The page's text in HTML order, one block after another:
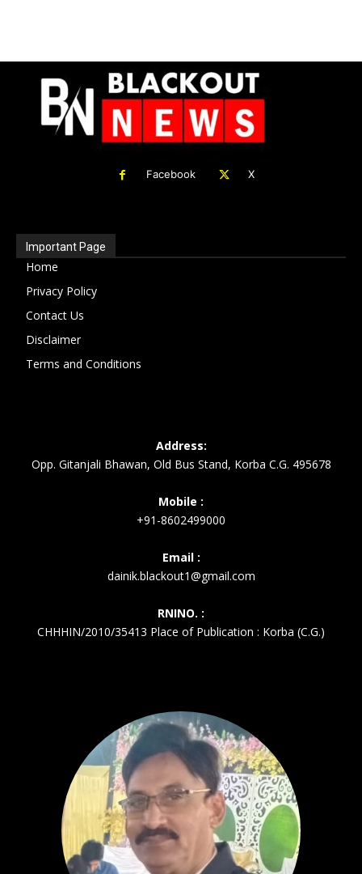
Facebook X
Important Page
Home
Privacy Policy
Contact Us
Disclaimer
Terms and Conditions
Address:
Opp. Gitanjali Bhawan, Old Bus Stand, Korba C.G. 495678
Mobile :
+91-8602499000
Email :
dainik.blackout1@gmail.com
RNINO. :
CHHHIN/2010/35413 Place of Publication : Korba (C.G.)